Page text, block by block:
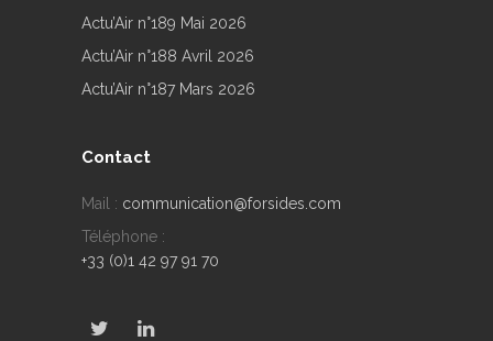
Actu’Air n°189 Mai 2026
Actu’Air n°188 Avril 2026
Actu’Air n°187 Mars 2026
Contact
Mail : communication@forsides.com
Téléphone :
+33 (0)1 42 97 91 70